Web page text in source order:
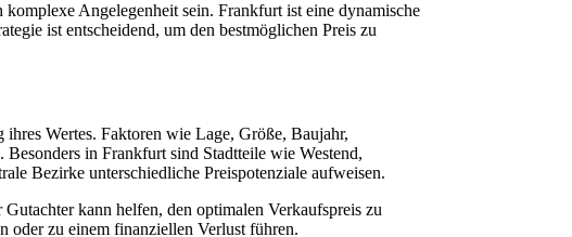
Angelegenheit sein. Frankfurt ist eine dynamische
ist entscheidend, um den bestmöglichen Preis zu
Wertes. Faktoren wie Lage, Größe, Baujahr,
in Frankfurt sind Stadtteile wie Westend,
Bezirke unterschiedliche Preispotenziale aufweisen.
kann helfen, den optimalen Verkaufspreis zu
oder zu einem finanziellen Verlust führen.